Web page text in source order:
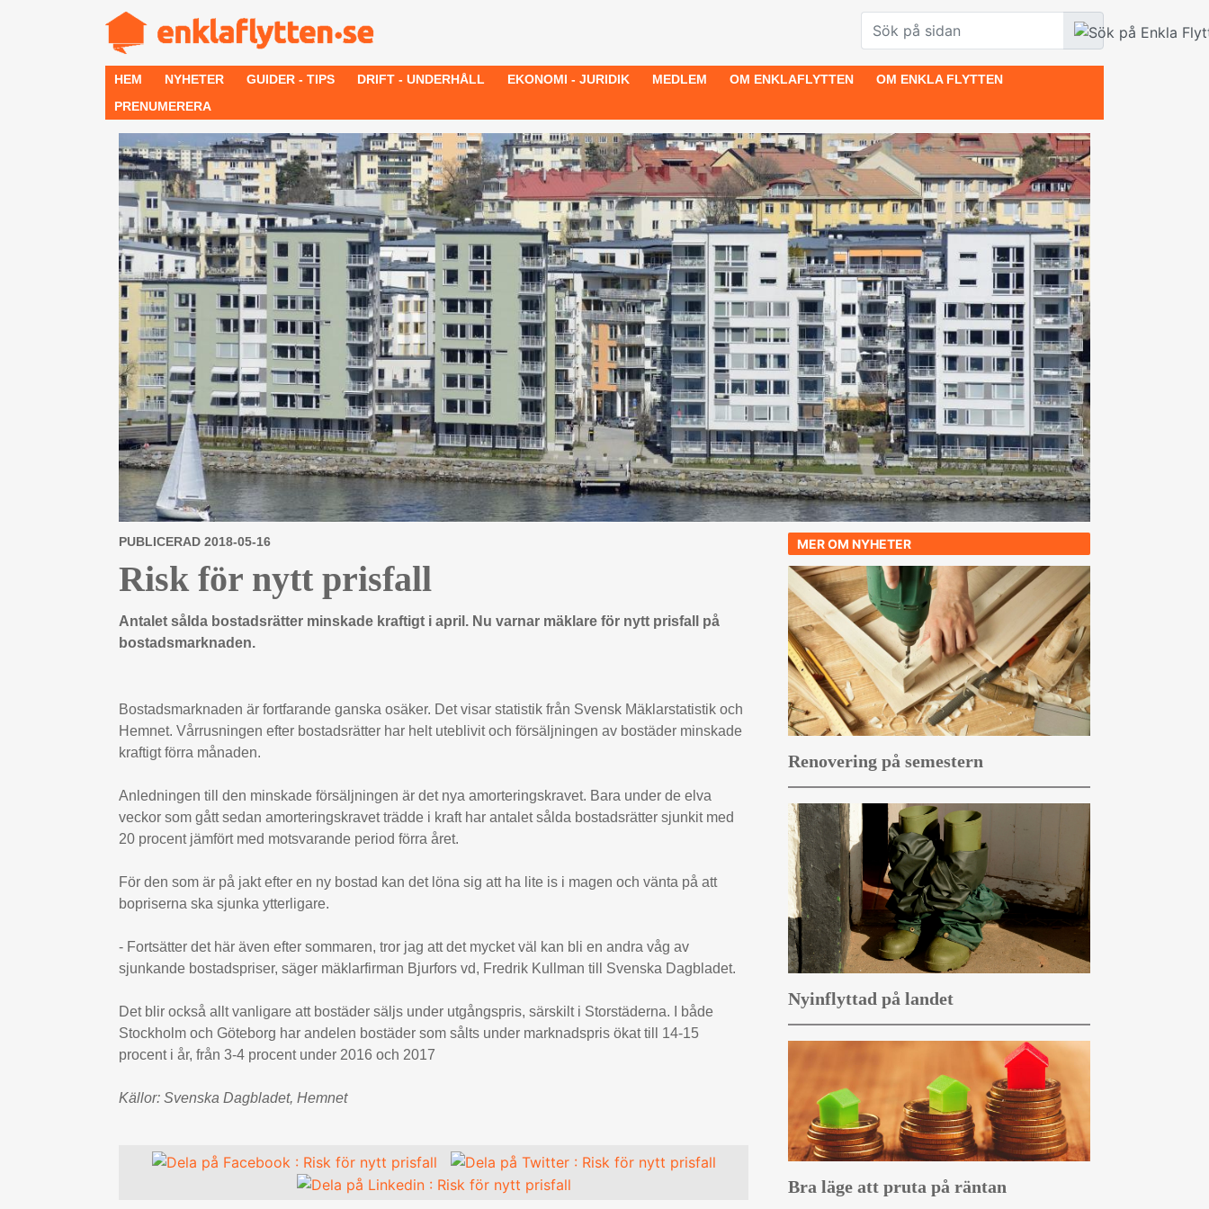
HEM NYHETER GUIDER - TIPS DRIFT - UNDERHÅLL EKONOMI - JURIDIK MEDLEM OM ENKLAFLYTTEN
OM ENKLA FLYTTEN
PRENUMERERA
PUBLICERAD 2018-05-16
Risk för nytt prisfall
Antalet sålda bostadsrätter minskade kraftigt i april. Nu varnar mäklare för nytt prisfall på
bostadsmarknaden.
Bostadsmarknaden är fortfarande ganska osäker. Det visar statistik från Svensk Mäklarstatistik och
Hemnet. Vårrusningen efter bostadsrätter har helt uteblivit och försäljningen av bostäder minskade
kraftigt förra månaden.
Anledningen till den minskade försäljningen är det nya amorteringskravet. Bara under de elva
veckor som gått sedan amorteringskravet trädde i kraft har antalet sålda bostadsrätter sjunkit med
20 procent jämfört med motsvarande period förra året.
För den som är på jakt efter en ny bostad kan det löna sig att ha lite is i magen och vänta på att
bopriserna ska sjunka ytterligare.
- Fortsätter det här även efter sommaren, tror jag att det mycket väl kan bli en andra våg av
sjunkande bostadspriser, säger mäklarfirman Bjurfors vd, Fredrik Kullman till Svenska Dagbladet.
Det blir också allt vanligare att bostäder säljs under utgångspris, särskilt i Storstäderna. I både
Stockholm och Göteborg har andelen bostäder som sålts under marknadspris ökat till 14-15
procent i år, från 3-4 procent under 2016 och 2017
Källor: Svenska Dagbladet, Hemnet
MER OM NYHETER
Renovering på semestern
Nyinflyttad på landet
Bra läge att pruta på räntan